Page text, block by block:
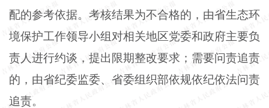
配的参考依据。考核结果为不合格的，由省生态环
境保护工作领导小组对相关地区党委和政府主要负
责人进行约谈，提出限期整改要求；需要问责追责
的，由省纪委监委、省委组织部依规依纪依法问责
追责。